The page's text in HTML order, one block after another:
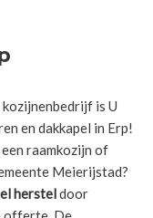
is U
en dakkapel in Erp!
raamkozijn of
Meierijstad?
hersteldoor